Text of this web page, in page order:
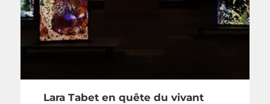
Lara Tabet en quête du vivant